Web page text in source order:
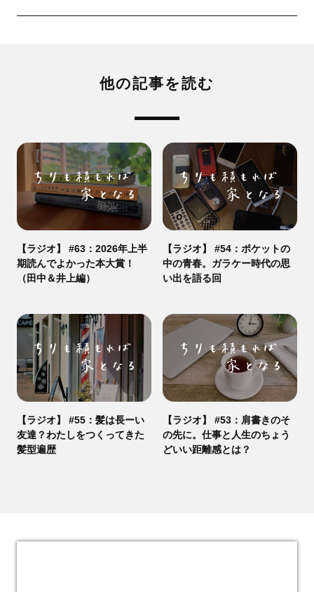
他の記事を読む
【ラジオ】 #63：2026年上半
期読んでよかった本大賞！
（田中＆井上編）
【ラジオ】 #54：ポケットの
中の青春。ガラケー時代の思
い出を語る回
【ラジオ】 #55：髪は長ーい
友達？わたしをつくってきた
髪型遍歴
【ラジオ】 #53：肩書きのそ
の先に。仕事と人生のちょう
どいい距離感とは？